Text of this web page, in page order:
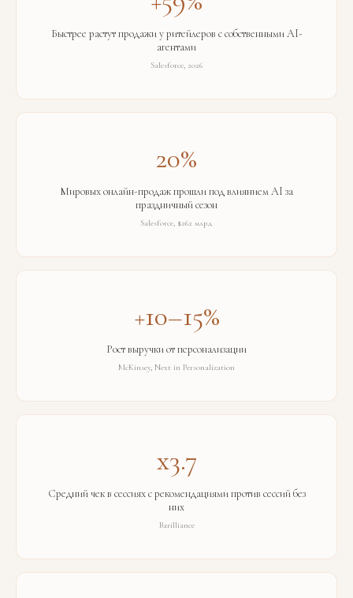
Быстрее растут продажи у ритейлеров с собственными AI-
агентами
Salesforce, 2026
20%
Мировых онлайн-продаж прошли под влиянием AI за
праздничный сезон
Salesforce, $262 млрд
+10–15%
Рост выручки от персонализации
McKinsey, Next in Personalization
x3.7
Средний чек в сессиях с рекомендациями против сессий без
них
Barilliance